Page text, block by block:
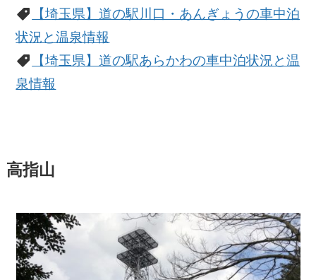
【埼玉県】道の駅川口・あんぎょうの車中泊
状況と温泉情報
【埼玉県】道の駅あらかわの車中泊状況と温
泉情報
高指山